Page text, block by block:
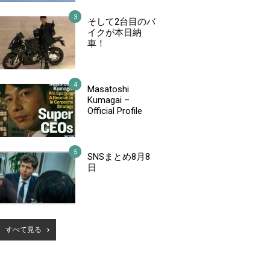
そして2台目のバ
イクが本日納
車！
Masatoshi
Kumagai –
Official Profile
SNSまとめ8月8
日
すべて見る